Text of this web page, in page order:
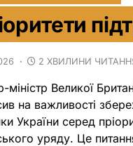
2 ХВИЛИНИ
міністр Великої
на важливості
України серед
уряду. Це